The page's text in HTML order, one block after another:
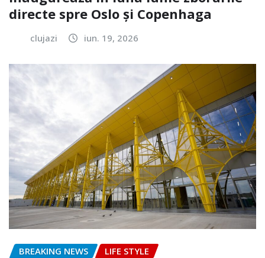
directe spre Oslo și Copenhaga
clujazi iun. 19, 2026
BREAKING NEWS LIFE STYLE